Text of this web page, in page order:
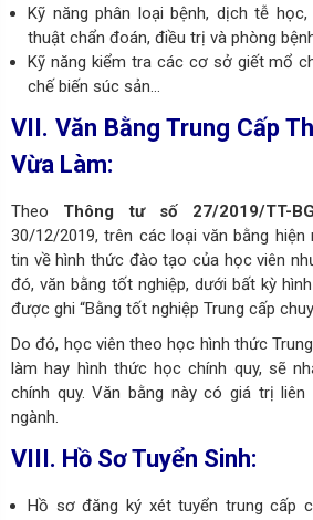
Kỹ năng phân loại bệnh, dịch tễ
thuật chẩn đoán, điều trị và phòng
Kỹ năng kiểm tra các cơ sở giết mổ
chế biến súc sản…
VII. Văn Bằng Trung Cấp
Vừa Làm:
Theo Thông tư số 27/2019/TT-
30/12/2019, trên các loại văn bằng hiện
tin về hình thức đào tạo của học viên
đó, văn bằng tốt nghiệp, dưới bất kỳ
được ghi “Bằng tốt nghiệp Trung cấp
Do đó, học viên theo học hình thức
làm hay hình thức học chính quy, sẽ
chính quy. Văn bằng này có giá trị
ngành.
VIII. Hồ Sơ Tuyển Sinh:
Hồ sơ đăng ký xét tuyển trung cấp